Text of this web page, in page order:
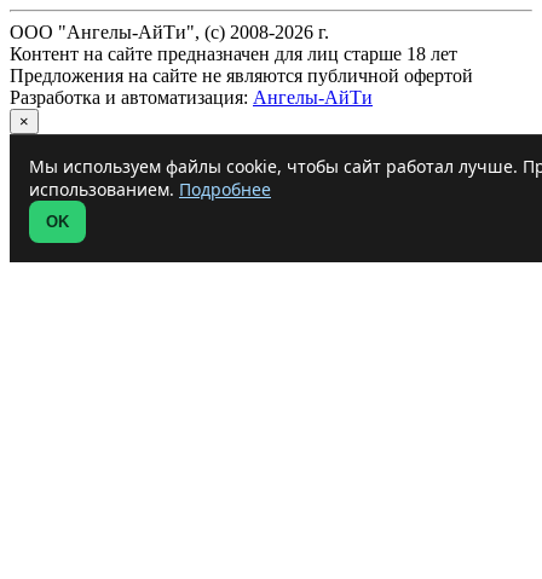
ООО "Ангелы-АйТи", (c) 2008-2026 г.
Контент на сайте предназначен для лиц старше 18 лет
Предложения на сайте не являются публичной офертой
Разработка и автоматизация: Ангелы-АйТи
×
Мы используем файлы cookie, чтобы сайт работал лучше.
использованием. Подробнее
OK